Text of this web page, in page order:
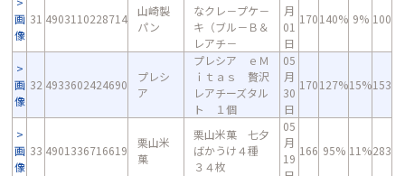
画
像
31 4903110228714
山崎製
パン
なクレ－プケ－
キ（ブル－Ｂ＆
レアチ－
月
01
日
170140% 9% 100
画
像
32 4933602424690
プレシ
ア
プレシア ｅＭ
ｉｔａｓ 贅沢
レアチーズタル
ト １個
05
月
30
日
170127%15%153
画
像
33 4901336716619
栗山米
菓
栗山米菓 七夕
ばかうけ４種
３４枚
05
月
19
166 95% 11%283